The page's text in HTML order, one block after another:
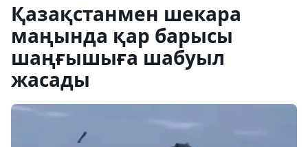
Қазақстанмен шекара
маңында қар барысы
шаңғышыға шабуыл
жасады